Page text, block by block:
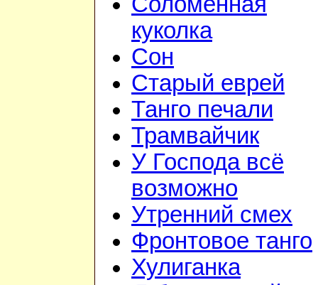
куколка
Сон
Старый еврей
Танго печали
Трамвайчик
У Господа всё
возможно
Утренний смех
Фронтовое танго
Хулиганка